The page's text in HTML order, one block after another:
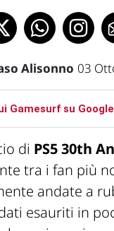
Alisonno 03
Gamesurf su Google
di PS5 30th
tra i fan più
andate a
esauriti in